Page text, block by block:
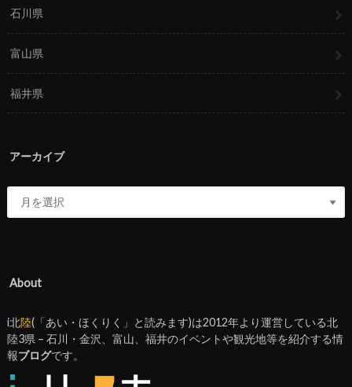
石川県
富山県
福井県
アーカイブ
About
i北陸(「あい・ほくりく」と読みます)は2012年より運営している北
陸3県 – 石川・金沢、富山、福井のイベントや観光地等を紹介する情
報ブログです。